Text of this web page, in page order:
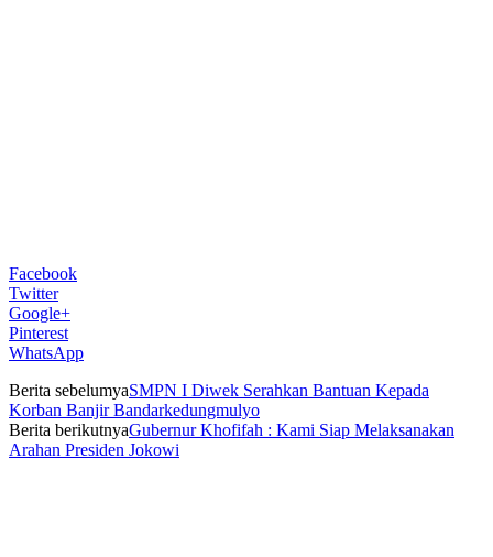
Facebook
Twitter
Google+
Pinterest
WhatsApp
Berita sebelumyaSMPN I Diwek Serahkan Bantuan Kepada
Korban Banjir Bandarkedungmulyo
Berita berikutnyaGubernur Khofifah : Kami Siap Melaksanakan
Arahan Presiden Jokowi